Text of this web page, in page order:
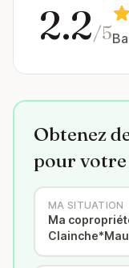
2.2/5
Obtenez
pour
MA SITUATION
Ma